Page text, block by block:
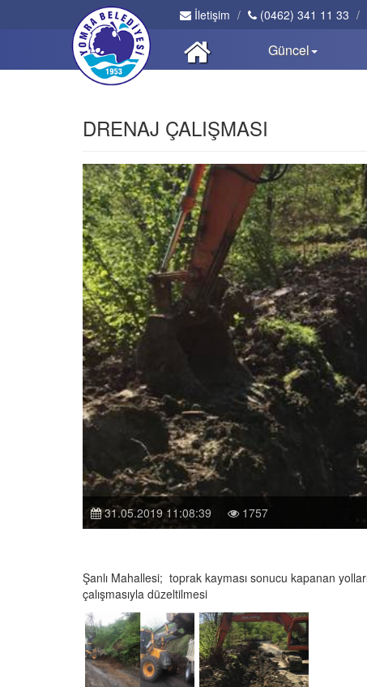
İletişim (0462) 341 11 33
Güncel
DRENAJ ÇALIŞMASI
31.05.2019 11:08:39
1757
Şanlı Mahallesi; toprak kayması sonucu kapanan
çalışmasıyla düzeltilmesi